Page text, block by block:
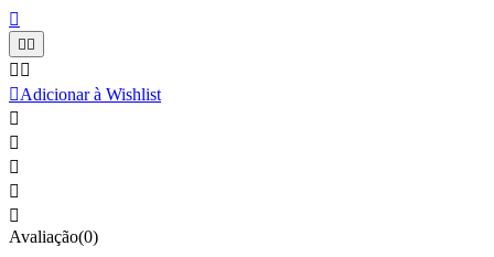

 
 
Adicionar à Wishlist





Avaliação(0)